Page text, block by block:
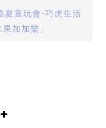
夏童玩會-巧虎生活
加加樂」